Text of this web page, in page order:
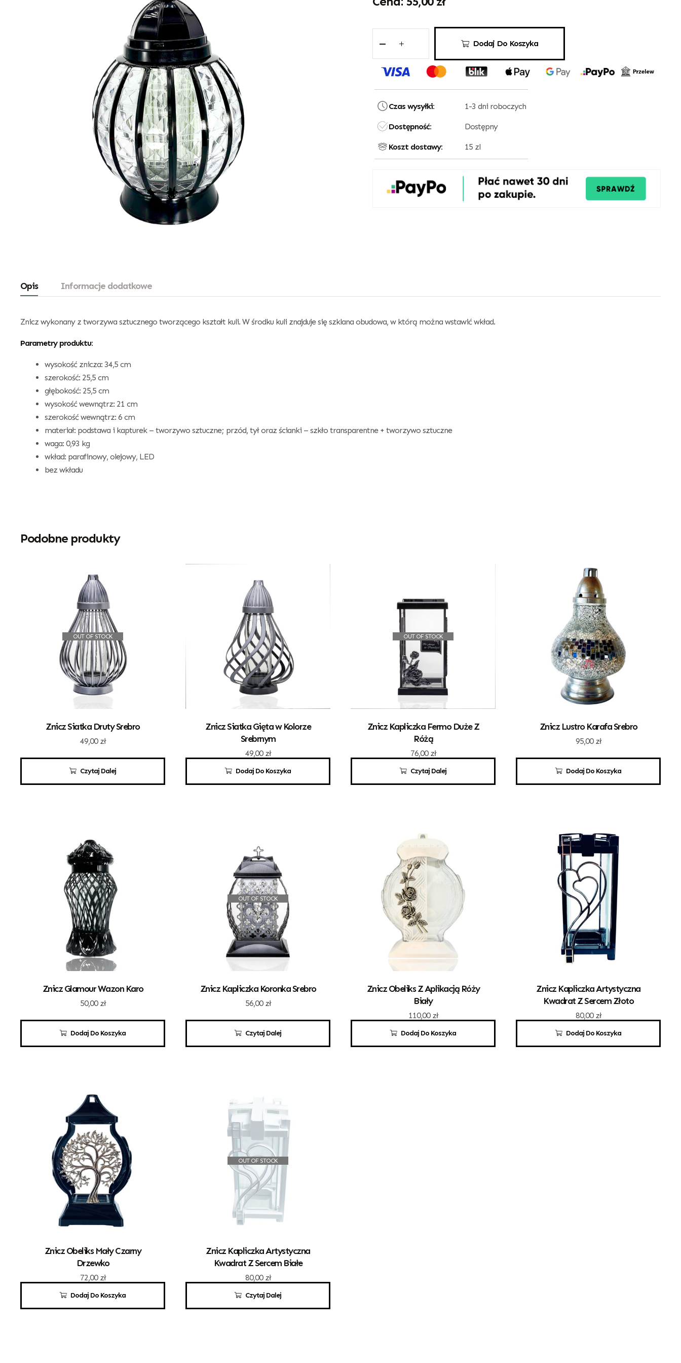
Dodaj Do Koszyka
Czas wysyłki: 1-3 dni roboczych
Dostępność: Dostępny
Koszt dostawy: 15 zl
Opis Informacje dodatkowe
Znicz wykonany z tworzywa sztucznego tworzącego kształt kuli. W środku kuli znajduje się szklana obudowa, w którą można wstawić wkład.
Parametry produktu:
wysokość znicza: 34,5 cm
szerokość: 25,5 cm
głębokość: 25,5 cm
wysokość wewnątrz: 21 cm
szerokość wewnątrz: 6 cm
materiał: podstawa i kapturek – tworzywo sztuczne; przód, tył oraz ścianki – szkło transparentne + tworzywo sztuczne
waga: 0,93 kg
wkład: parafinowy, olejowy, LED
bez wkładu
Podobne produkty
OUT OF STOCK
Czytaj Dalej
Znicz Siatka Druty Srebro
49,00 zł
Dodaj Do Koszyka
Znicz Siatka Gięta w Kolorze
Srebrnym
49,00 zł
OUT OF STOCK
Czytaj Dalej
Znicz Kapliczka Fermo Duże Z
Różą
76,00 zł
Dodaj Do Koszyka
Znicz Lustro Karafa Srebro
95,00 zł
Dodaj Do Koszyka
Znicz Glamour Wazon Karo
50,00 zł
OUT OF STOCK
Czytaj Dalej
Znicz Kapliczka Koronka Srebro
56,00 zł
Dodaj Do Koszyka
Znicz Obeliks Z Aplikacją Róży
Biały
110,00 zł
Dodaj Do Koszyka
Znicz Kapliczka Artystyczna
Kwadrat Z Sercem Złoto
80,00 zł
Dodaj Do Koszyka
Znicz Obeliks Mały Czarny
Drzewko
72,00 zł
OUT OF STOCK
Czytaj Dalej
Znicz Kapliczka Artystyczna
Kwadrat Z Sercem Białe
80,00 zł